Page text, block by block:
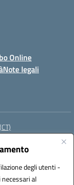
degli utenti -
al
Online
Note legali